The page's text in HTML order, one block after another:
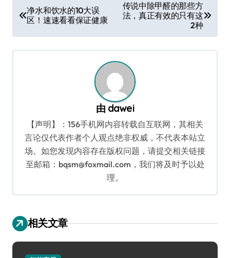
章
导
航
净水和饮水的10大误
区！速速看看保证健康
传说中除甲醛的那些方
法，真正有效的只有这
2种
由 dawei
【声明】：156手机网内容转载自互联网，其相关
言论仅代表作者个人观点绝非权威，不代表本站立
场。如您发现内容存在版权问题，请提交相关链接
至邮箱：bqsm@foxmail.com，我们将及时予以处
理。
相关文章